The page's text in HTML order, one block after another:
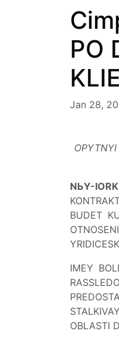
PO
Jan 28,
OPYTNYI
NЬY-
BUDET
IMEY
OBLASTI